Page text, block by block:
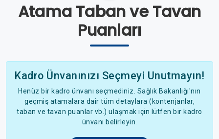
Atama Taban ve Tavan
Puanları
Kadro Ünvanınızı Seçmeyi Unutmayın!
Henüz bir kadro ünvanı seçmediniz. Sağlık Bakanlığı'nın
geçmiş atamalara dair tüm detaylara (kontenjanlar,
taban ve tavan puanlar vb.) ulaşmak için lütfen bir kadro
ünvanı belirleyin.